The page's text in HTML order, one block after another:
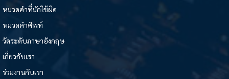
หมวดคำที่มักใช้ผิด
หมวดคำศัพท์
วัดระดับภาษาอังกฤษ
เกี่ยวกับเรา
ร่วมงานกับเรา